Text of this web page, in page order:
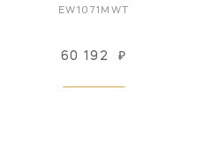
EW1071MWT
60 192 ₽